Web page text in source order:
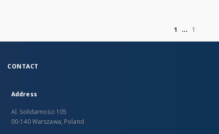
1
1
CONTACT
Address
Al. Solidarności 105
00-140 Warszawa, Poland